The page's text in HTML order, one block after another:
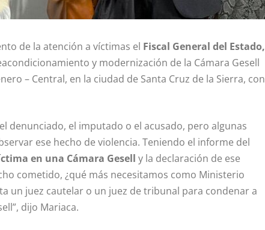
de la atención a víctimas el Fiscal General del Estado,
y modernización de la Cámara Gesell
– Central, en la ciudad de Santa Cruz de la Sierra, con
denunciado, el imputado o el acusado, pero algunas
ese hecho de violencia. Teniendo el informe del
en una Cámara Gesell y la declaración de ese
cometido, ¿qué más necesitamos como Ministerio
un juez cautelar o un juez de tribunal para condenar a
dijo Mariaca.